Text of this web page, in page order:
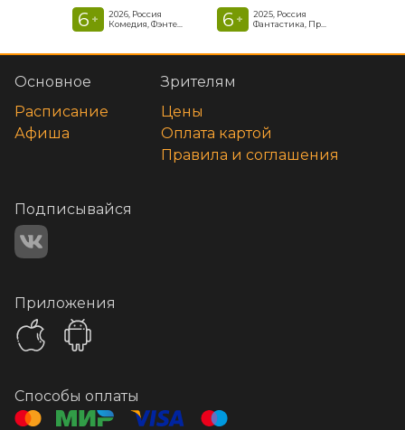
6 +
2026, Россия
Комедия, Фэнтези, Приключения
6 +
2025, Россия
Фантастика, Приключенческая комедия
Основное
Расписание
Афиша
Зрителям
Цены
Оплата картой
Правила и соглашения
Подписывайся
Приложения
Способы оплаты